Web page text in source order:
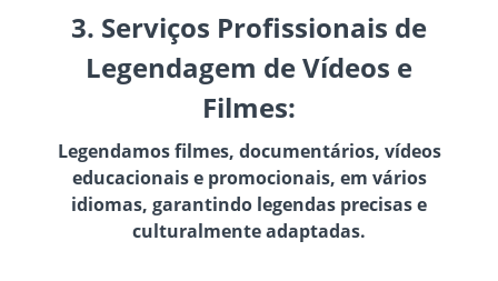
3. Serviços Profissionais de
Legendagem de Vídeos e
Filmes:
Legendamos filmes, documentários, vídeos
educacionais e promocionais, em vários
idiomas, garantindo legendas precisas e
culturalmente adaptadas.